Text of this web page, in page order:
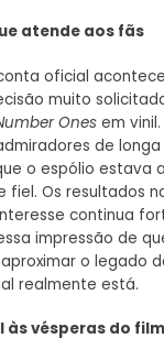
atende aos fãs
oficial
muito
Ones em vinil.
de
o espólio estava
fiel. Os resultados
continua
impressão de
o legado
realmente está.
vésperas do